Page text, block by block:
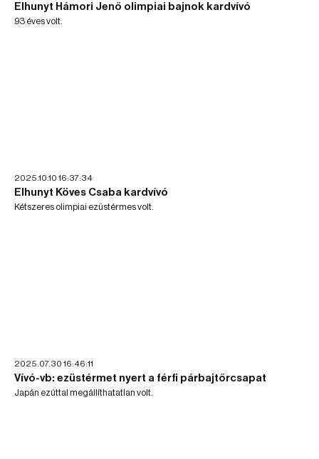
Elhunyt Hámori Jenő olimpiai bajnok kardvívó
93 éves volt.
2025.10.10 16:37:34
Elhunyt Köves Csaba kardvívó
Kétszeres olimpiai ezüstérmes volt.
2025.07.30 16:46:11
Vívó-vb: ezüstérmet nyert a férfi párbajtőrcsapat
Japán ezúttal megállíthatatlan volt.